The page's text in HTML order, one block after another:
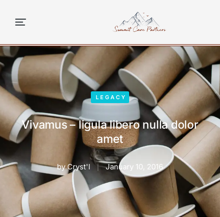
LEGACY
Vivamus – ligula libero nulla dolor
amet
byCryst'l January 10, 2016